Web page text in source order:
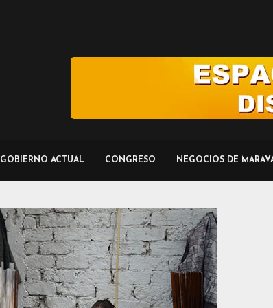
GOBIERNO ACTUAL CONGRESO NEGOCIOS DE